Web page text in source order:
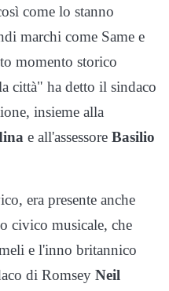
come lo stanno
marchi come Same e
momento storico
città" ha detto il sindaco
insieme alla
e all'assessore Basilio
era presente anche
civico musicale, che
e l'inno britannico
di Romsey Neil